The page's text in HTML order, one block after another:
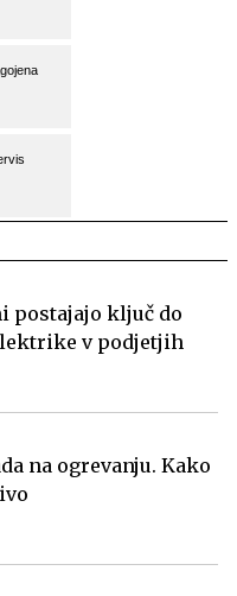
postajajo ključ do
v podjetjih
na ogrevanju. Kako